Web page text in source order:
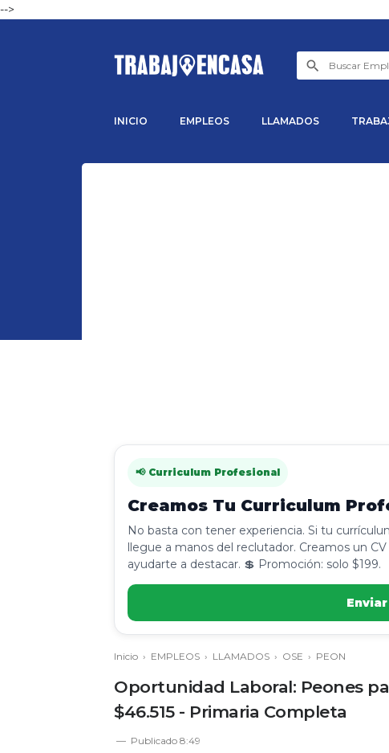
-->
INICIO EMPLEOS LLAMADOS
📢 Curriculum Profesional
Creamos Tu Curriculum
No basta con tener experiencia. Si tu
llegue a manos del reclutador. Creamos un
ayudarte a destacar. 💲 Promoción: solo $199.
Inicio › EMPLEOS › LLAMADOS › OSE › PEON
Oportunidad Laboral: Peones
$46.515 - Primaria Completa
Publicado 8:49